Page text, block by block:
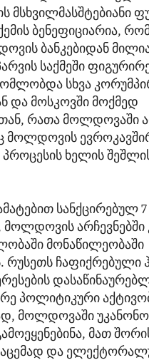
მსხვილმასშტებიანი
ბენეფიციარია,
ბანკებიდან
საქმეში
სხვა
და მოსკოვში მოქმედ
რათა მოლდოვაში
მოლდოვის
პროცესის ხელის
სანქცირებულ 7
მოლდოვის
მონაწილეობაში
რუსეთს ჩაფიქრებული
პოლიტიკური
მოლდოვაში უკანონო
მათ
და